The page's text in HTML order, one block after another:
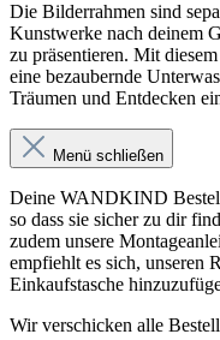
Die Bilderrahmen sind
Kunstwerke nach deinem
zu präsentieren. Mit
eine bezaubernde
Träumen und Entdecken
Menü schließen
Deine WANDKIND
so dass sie sicher zu dir
zudem unsere
empfiehlt es sich, unseren
Einkaufstasche
Wir verschicken alle